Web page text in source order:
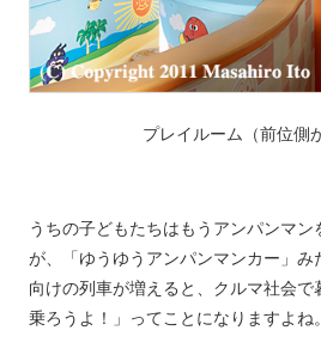
プレイルーム（前位側
うちの子どもたちはもうアンパンマ
が、「ゆうゆうアンパンマンカー」
向けの列車が増えると、クルマ社会
乗ろうよ！」ってことになりますよね。